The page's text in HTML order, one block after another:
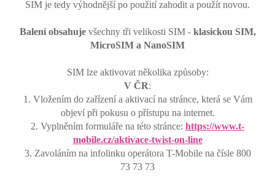
SIM je tedy výhodnější po použití zahodit a použít novou.
Balení obsahujevšechny tři velikosti SIM - klasickou SIM,
MicroSIM a NanoSIM
SIM lze aktivovat několika způsoby:
V ČR:
1. Vložením do zařízení a aktivací na stránce, která se Vám
objeví při pokusu o přístupu na internet.
2. Vyplněním formuláře na této stránce: https://www.t-
mobile.cz/aktivace-twist-on-line
3. Zavoláním na infolinku operátora T-Mobile na čísle 800
73 73 73